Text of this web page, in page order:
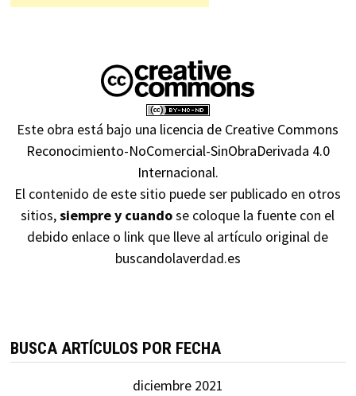
Este obra está bajo una licencia de Creative Commons
Reconocimiento-NoComercial-SinObraDerivada 4.0
Internacional.
El contenido de este sitio puede ser publicado en otros
sitios,siempre y cuandose coloque la fuente con el
debido enlace o link que lleve al artículo original de
buscandolaverdad.es
BUSCA ARTÍCULOS POR FECHA
diciembre 2021